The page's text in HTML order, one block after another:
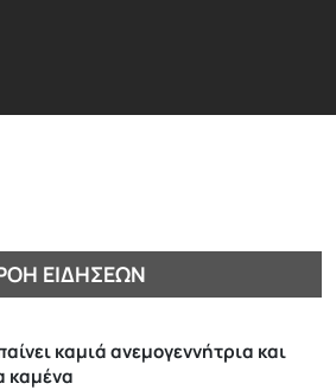
ΕΙΔΉΣΕΩΝ
καμιά ανεμογεννήτρια και
καμένα